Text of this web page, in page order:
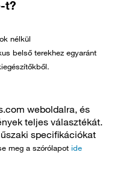
t?
nélkül
belső terekhez egyaránt
weboldalra, és
teljes választékát.
specifikációkat
meg a szórólapot ide